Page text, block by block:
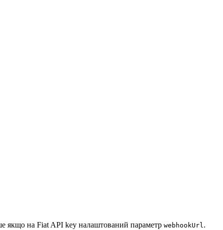
якщо на Fiat API key налаштований параметр webhookUrl.